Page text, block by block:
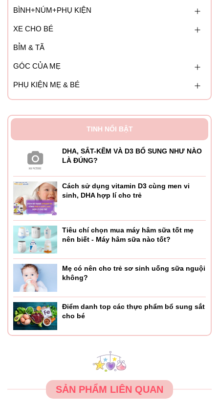
BÌNH+NÚM+PHỤ KIỆN
XE CHO BÉ
BỈM & TÃ
GÓC CỦA MẸ
PHỤ KIỆN MẸ & BÉ
TINH NỔI BẬT
DHA, SẮT-KẼM VÀ D3 BỔ SUNG NHƯ NÀO
LÀ ĐÚNG?
Cách sử dụng vitamin D3 cùng men vi
sinh, DHA hợp lí cho trẻ
Tiêu chí chọn mua máy hâm sữa tốt mẹ
nên biết - Máy hâm sữa nào tốt?
Mẹ có nên cho trẻ sơ sinh uống sữa nguội
không?
Điểm danh top các thực phẩm bổ sung sắt
cho bé
SẢN PHẨM LIÊN QUAN